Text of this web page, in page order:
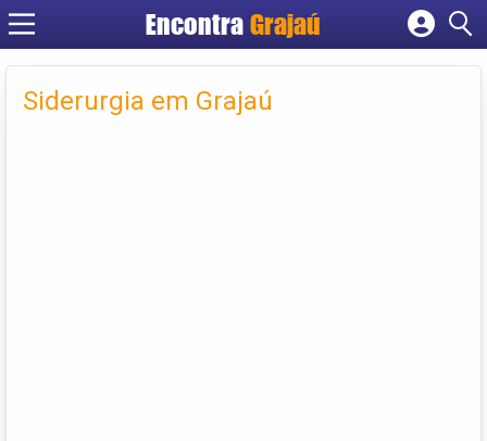
Encontra Grajaú
Cadastrar empresa
Criar conta
Siderurgia em Grajaú